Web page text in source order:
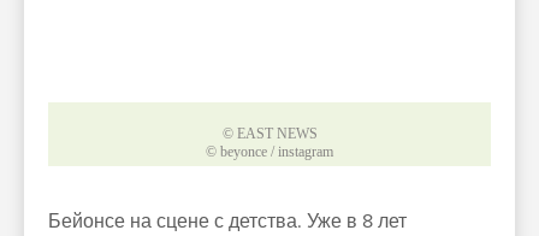
© EAST NEWS
© beyonce / instagram
Бейонсе на сцене с детства. Уже в 8 лет